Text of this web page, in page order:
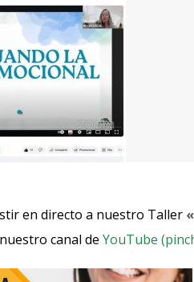
en directo a nuestro Taller
canal de YouTube